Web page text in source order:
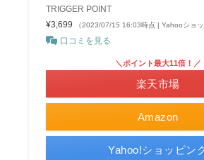
TRIGGER POINT
¥3,699
（2023/07/15 16:03時点 | Yahooショッ
口コミを見る
Amazon
＼ポイント最大11倍！／
楽天市場
Yahoo!ショッピン